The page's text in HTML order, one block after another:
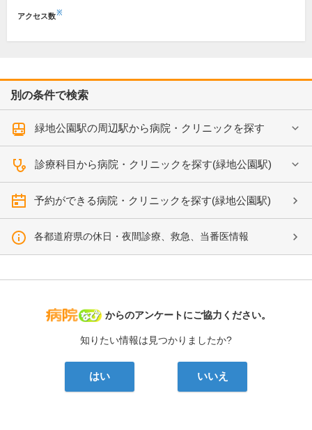
アクセス数※
別の条件で検索
緑地公園駅の周辺駅から病院・クリニックを探す
診療科目から病院・クリニックを探す(緑地公園駅)
予約ができる病院・クリニックを探す(緑地公園駅)
各都道府県の休日・夜間診療、救急、当番医情報
病院なび
からのアンケートにご協力ください。
知りたい情報は見つかりましたか?
はい いいえ